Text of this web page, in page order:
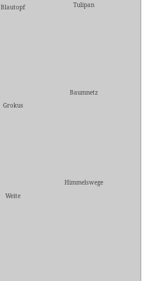
Blautopf Tulipan
Grokus
Baumnetz
Weite
Himmelswege